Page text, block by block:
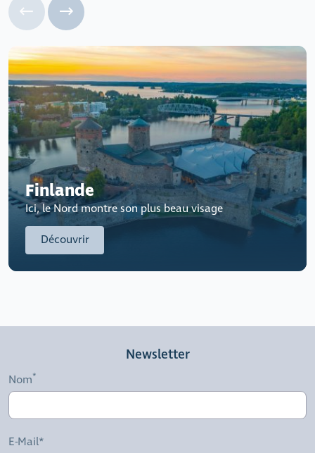
Finlande
Ici, le Nord montre son plus beau visage
Découvrir
Newsletter
Nom
E-Mail*